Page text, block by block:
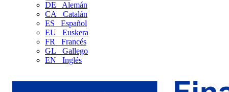
DE
Alemán
CA
Catalán
ES
Español
EU
Euskera
FR
Francés
GL
Gallego
EN
Inglés